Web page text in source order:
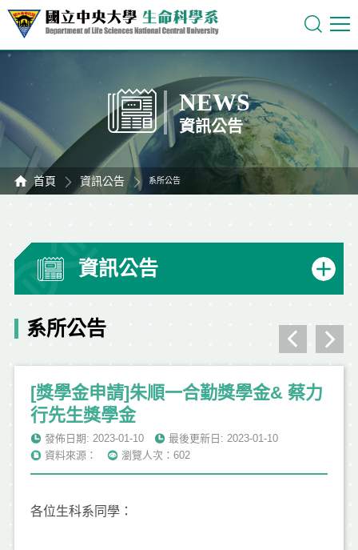
NEWS
資訊公告
首頁 資訊公告 系所公告
資訊公告
系所公告
[獎學金申請]朱順一合勤獎學金& 蔡力
行先生獎學金
發佈日期: 2023-01-10
最後更新日: 2023-01-10
資料來源：
瀏覽人次：602
各位生科系同學：